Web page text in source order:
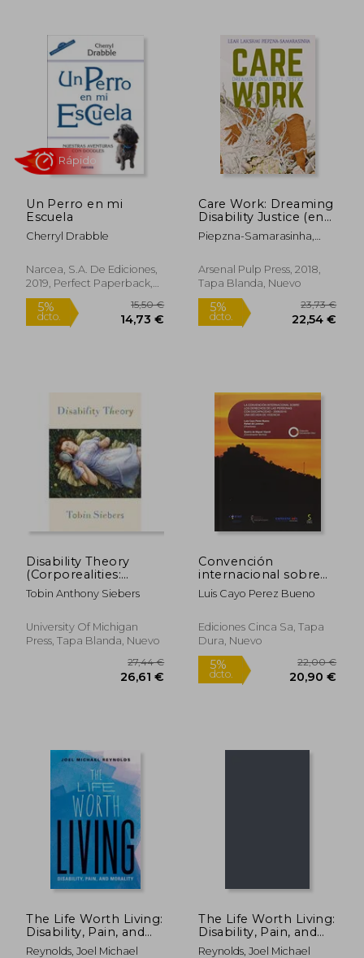
5%
dcto. dcto.
Un Perro en mi
Escuela
Cherryl Drabble
Narcea, S.A. De Ediciones,
2019, Perfect Paperback,
Nuevo
5%
Care Work: Dreaming
Disability Justice (en
Inglés)
Piepzna-Samarasinha,
Arsenal Pulp Press, 2018,
Tapa Blanda, Nuevo
Disability Theory
(Corporealities:
Discourses Of
Disability) (en Inglés)
Tobin Anthony Siebers
University Of Michigan
Press, Tapa Blanda, Nuevo
27,44 €
26,61 €
Convención
internacional sobre
los derechos de las
personas con
2016
Luis Cayo Perez Bueno
Ediciones Cinca Sa, Tapa
Dura, Nuevo
The Life Worth Living:
Disability, Pain, and
Morality (en Inglés)
Reynolds, Joel Michael
The Life Worth Living:
Disability, Pain, and
Morality (en Inglés)
Reynolds, Joel Michael